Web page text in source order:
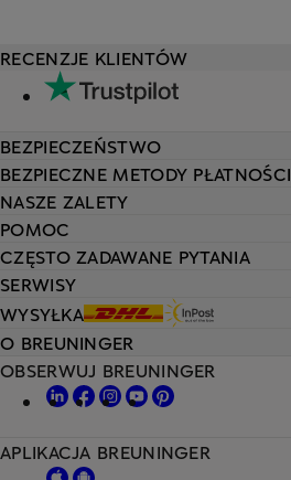
POMOC
CZĘSTO ZADAWANE PYTANIA
SERWISY
WYSYŁKA
RECENZJE KLIENTÓW
BEZPIECZEŃSTWO
BEZPIECZNE METODY PŁATNOŚCI
NASZE ZALETY
O BREUNINGER
OBSERWUJ BREUNINGER
APLIKACJA BREUNINGER